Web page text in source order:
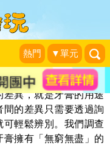
熱門 ▼單元
異，就是牙膏的用途
的差異只需要透過詢
可輕鬆辨別。我們調查
擁有「無窮無盡」的